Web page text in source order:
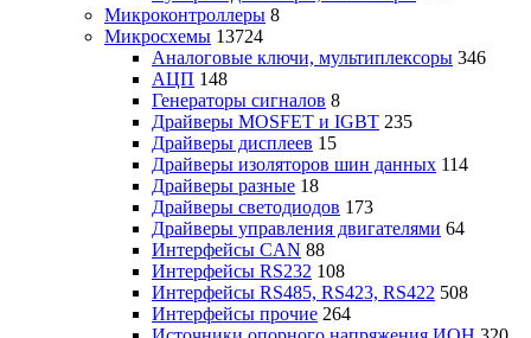
Микроконтроллеры 8
Микросхемы 13724
Аналоговые ключи, мультиплексоры 346
АЦП 148
Генераторы сигналов 8
Драйверы MOSFET и IGBT 235
Драйверы дисплеев 15
Драйверы изоляторов шин данных 114
Драйверы разные 18
Драйверы светодиодов 173
Драйверы управления двигателями 64
Интерфейсы CAN 88
Интерфейсы RS232 108
Интерфейсы RS485, RS423, RS422 508
Интерфейсы прочие 264